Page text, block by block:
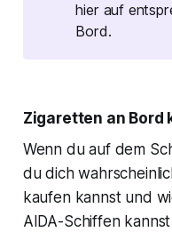
hier auf
Bord.
Zigaretten an Bord
Wenn du auf dem
du dich
kaufen kannst und
AIDA-Schiffen